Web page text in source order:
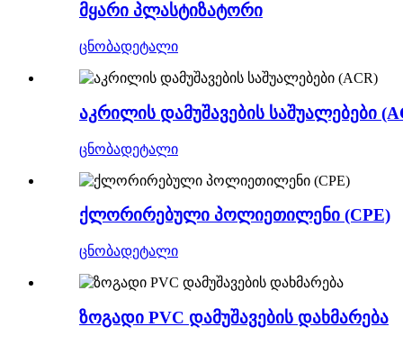
მყარი პლასტიზატორი
ცნობადეტალი
აკრილის დამუშავების საშუალებები
ცნობადეტალი
ქლორირებული პოლიეთილენი (CPE)
ცნობადეტალი
ზოგადი PVC დამუშავების დახმარება